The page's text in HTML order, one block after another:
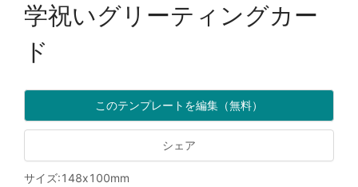
学祝いグリーティングカー
ド
このテンプレートを編集（無料）
シェア
サイズ:148x100mm